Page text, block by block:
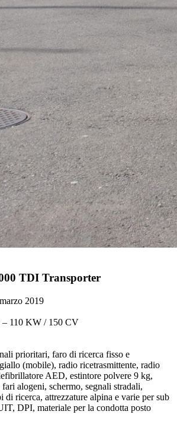
TDI Transporter
2019
110 KW / 150 CV
prioritari, faro di ricerca fisso e
(mobile), radio ricetrasmittente, radio
AED, estintore polvere 9 kg,
alogeni, schermo, segnali stradali,
di ricerca, attrezzature alpina e varie per sub
DPI, materiale per la condotta posto